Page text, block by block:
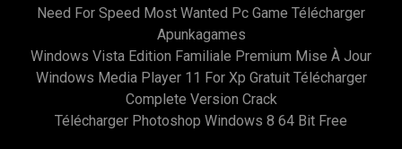
Need For Speed Most Wanted Pc Game Télécharger
Apunkagames
Windows Vista Edition Familiale Premium Mise À Jour
Windows Media Player 11 For Xp Gratuit Télécharger
Complete Version Crack
Télécharger Photoshop Windows 8 64 Bit Free